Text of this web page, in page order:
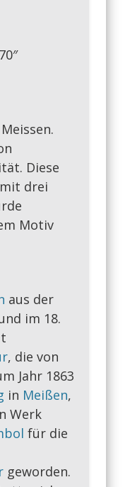
Diese
drei
Motiv
aus der
im 18.
, die von
Jahr 1863
in Meißen,
Werk
für die
geworden.